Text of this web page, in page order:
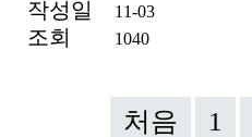
작성일
11-03
조회 1040
처음 1